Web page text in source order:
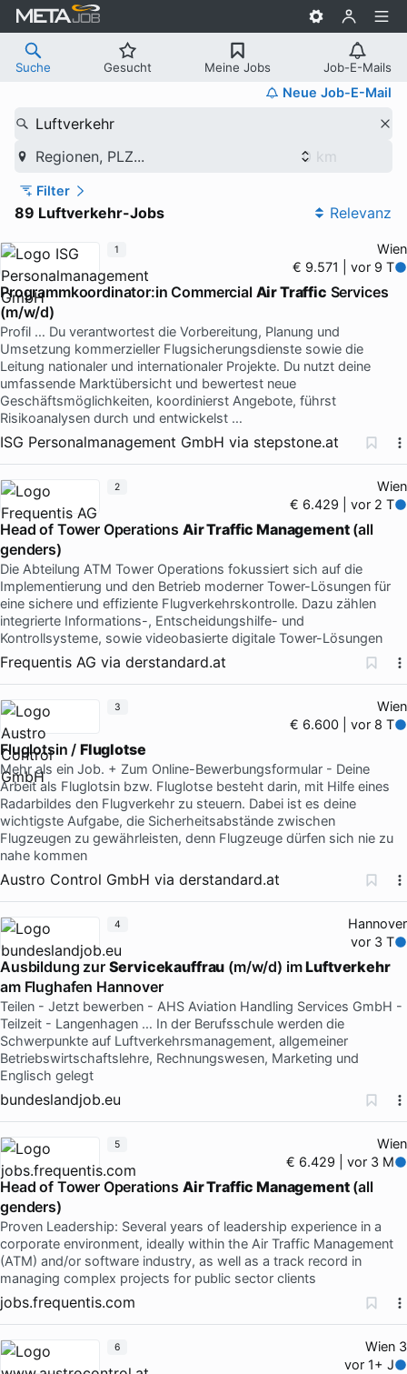
Suche Gesucht Meine Jobs Job-E-Mails
Neue Job-E-Mail
Luftverkehr
Regionen, PLZ...
Filter
89 Luftverkehr-Jobs Relevanz
Wien
€ 9.571 | vor 9 T
Programmkoordinator:in Commercial Air Traffic Services
(m/w/d)
Profil … Du verantwortest die Vorbereitung, Planung und
Umsetzung kommerzieller Flugsicherungsdienste sowie die
Leitung nationaler und internationaler Projekte. Du nutzt deine
umfassende Marktübersicht und bewertest neue
Geschäftsmöglichkeiten, koordinierst Angebote, führst
Risikoanalysen durch und entwickelst …
ISG Personalmanagement GmbH via stepstone.at
1
Wien
€ 6.429 | vor 2 T
Head of Tower Operations Air Traffic Management(all
genders)
Die Abteilung ATM Tower Operations fokussiert sich auf die
Implementierung und den Betrieb moderner Tower-Lösungen für
eine sichere und effiziente Flugverkehrskontrolle. Dazu zählen
integrierte Informations-, Entscheidungshilfe- und
Kontrollsysteme, sowie videobasierte digitale Tower-Lösungen
Frequentis AG via derstandard.at
2
Wien
€ 6.600 | vor 8 T
Fluglotsin / Fluglotse
Mehr als ein Job. + Zum Online-Bewerbungsformular - Deine
Arbeit als Fluglotsin bzw. Fluglotse besteht darin, mit Hilfe eines
Radarbildes den Flugverkehr zu steuern. Dabei ist es deine
wichtigste Aufgabe, die Sicherheitsabstände zwischen
Flugzeugen zu gewährleisten, denn Flugzeuge dürfen sich nie zu
nahe kommen
Austro Control GmbH via derstandard.at
3
Hannover
vor 3 T
Ausbildung zur Servicekauffrau (m/w/d) imLuftverkehr
am Flughafen Hannover
Teilen - Jetzt bewerben - AHS Aviation Handling Services GmbH -
Teilzeit - Langenhagen … In der Berufsschule werden die
Schwerpunkte auf Luftverkehrsmanagement, allgemeiner
Betriebswirtschaftslehre, Rechnungswesen, Marketing und
Englisch gelegt
bundeslandjob.eu
4
Wien
€ 6.429 | vor 3 M
Head of Tower Operations Air Traffic Management(all
genders)
Proven Leadership: Several years of leadership experience in a
corporate environment, ideally within the Air Traffic Management
(ATM) and/or software industry, as well as a track record in
managing complex projects for public sector clients
jobs.frequentis.com
5
Wien 3
vor 1+ J
6